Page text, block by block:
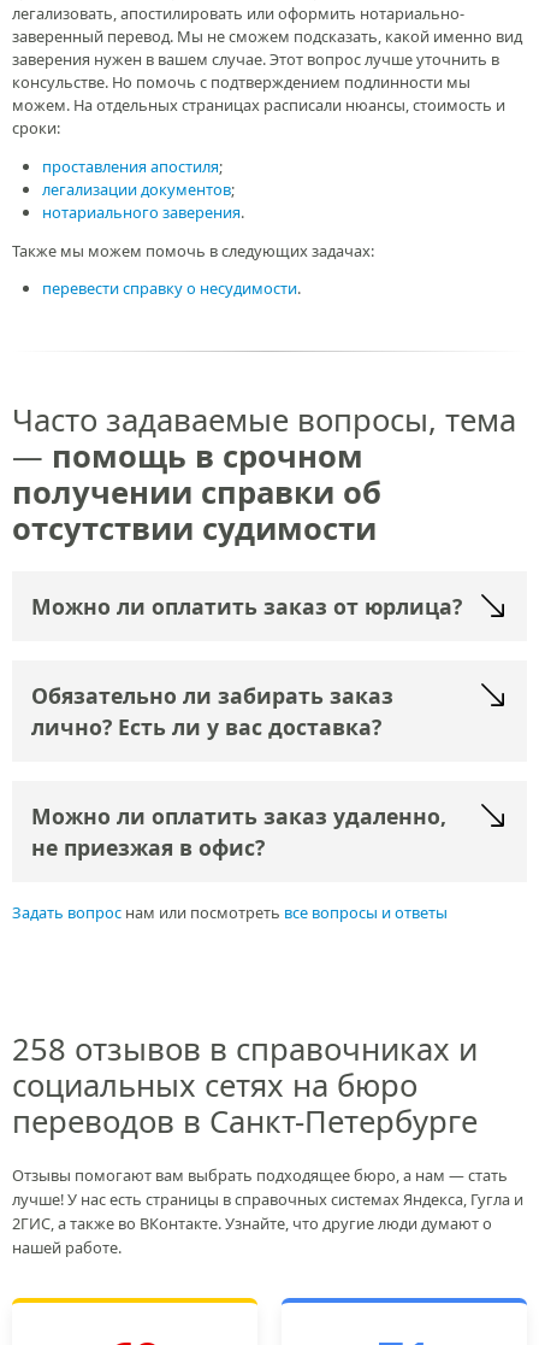
легализовать, апостилировать или оформить нотариально-
заверенный перевод. Мы не сможем подсказать, какой именно вид
заверения нужен в вашем случае. Этот вопрос лучше уточнить в
консульстве. Но помочь с подтверждением подлинности мы
можем. На отдельных страницах расписали нюансы, стоимость и
сроки:
проставления апостиля;
легализации документов;
нотариального заверения.
Также мы можем помочь в следующих задачах:
перевести справку о несудимости.
Часто задаваемые вопросы, тема
— помощь в срочном
получении справки об
отсутствии судимости
Можно ли оплатить заказ от юрлица?
Обязательно ли забирать заказ
лично? Есть ли у вас доставка?
Можно ли оплатить заказ удаленно,
не приезжая в офис?
Задать вопроснам или посмотреть все вопросы и ответы
258 отзывов в справочниках и
социальных сетях на бюро
переводов в Санкт-Петербурге
Отзывы помогают вам выбрать подходящее бюро, а нам — стать
лучше! У нас есть страницы в справочных системах Яндекса, Гугла и
2ГИС, а также во ВКонтакте. Узнайте, что другие люди думают о
нашей работе.